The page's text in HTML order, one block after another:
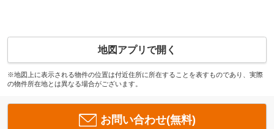
地図アプリで開く
※地図上に表示される物件の位置は付近住所に所在することを表すものであり、実際
の物件所在地とは異なる場合がございます。
お問い合わせ(無料)